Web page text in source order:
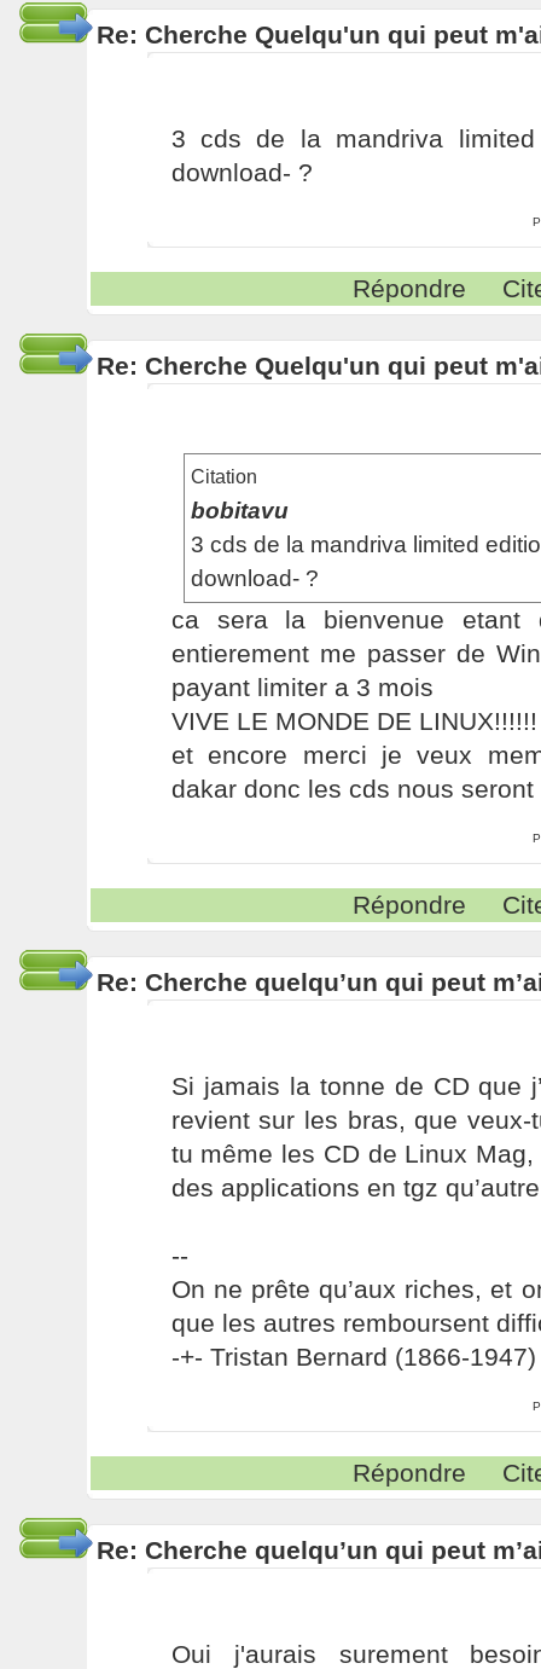
Re: Cherche Quelqu'un qui peut
3 cds de la mandriva limited
download- ?
Répondre
Re: Cherche Quelqu'un qui peut
Citation
bobitavu
3 cds de la mandriva limited
download- ?
ca sera la bienvenue etant
entierement me passer de
payant limiter a 3 mois
VIVE LE MONDE DE LINUX!!!!!!
et encore merci je veux
dakar donc les cds nous seront
Répondre
Re: Cherche quelqu’un qui peut
Si jamais la tonne de CD que
revient sur les bras, que veux-
tu même les CD de Linux
des applications en tgz
--
On ne prête qu’aux riches, et
que les autres remboursent
-+- Tristan Bernard (1866-1947)
Répondre
Re: Cherche quelqu’un qui peut
Oui j'aurais surement